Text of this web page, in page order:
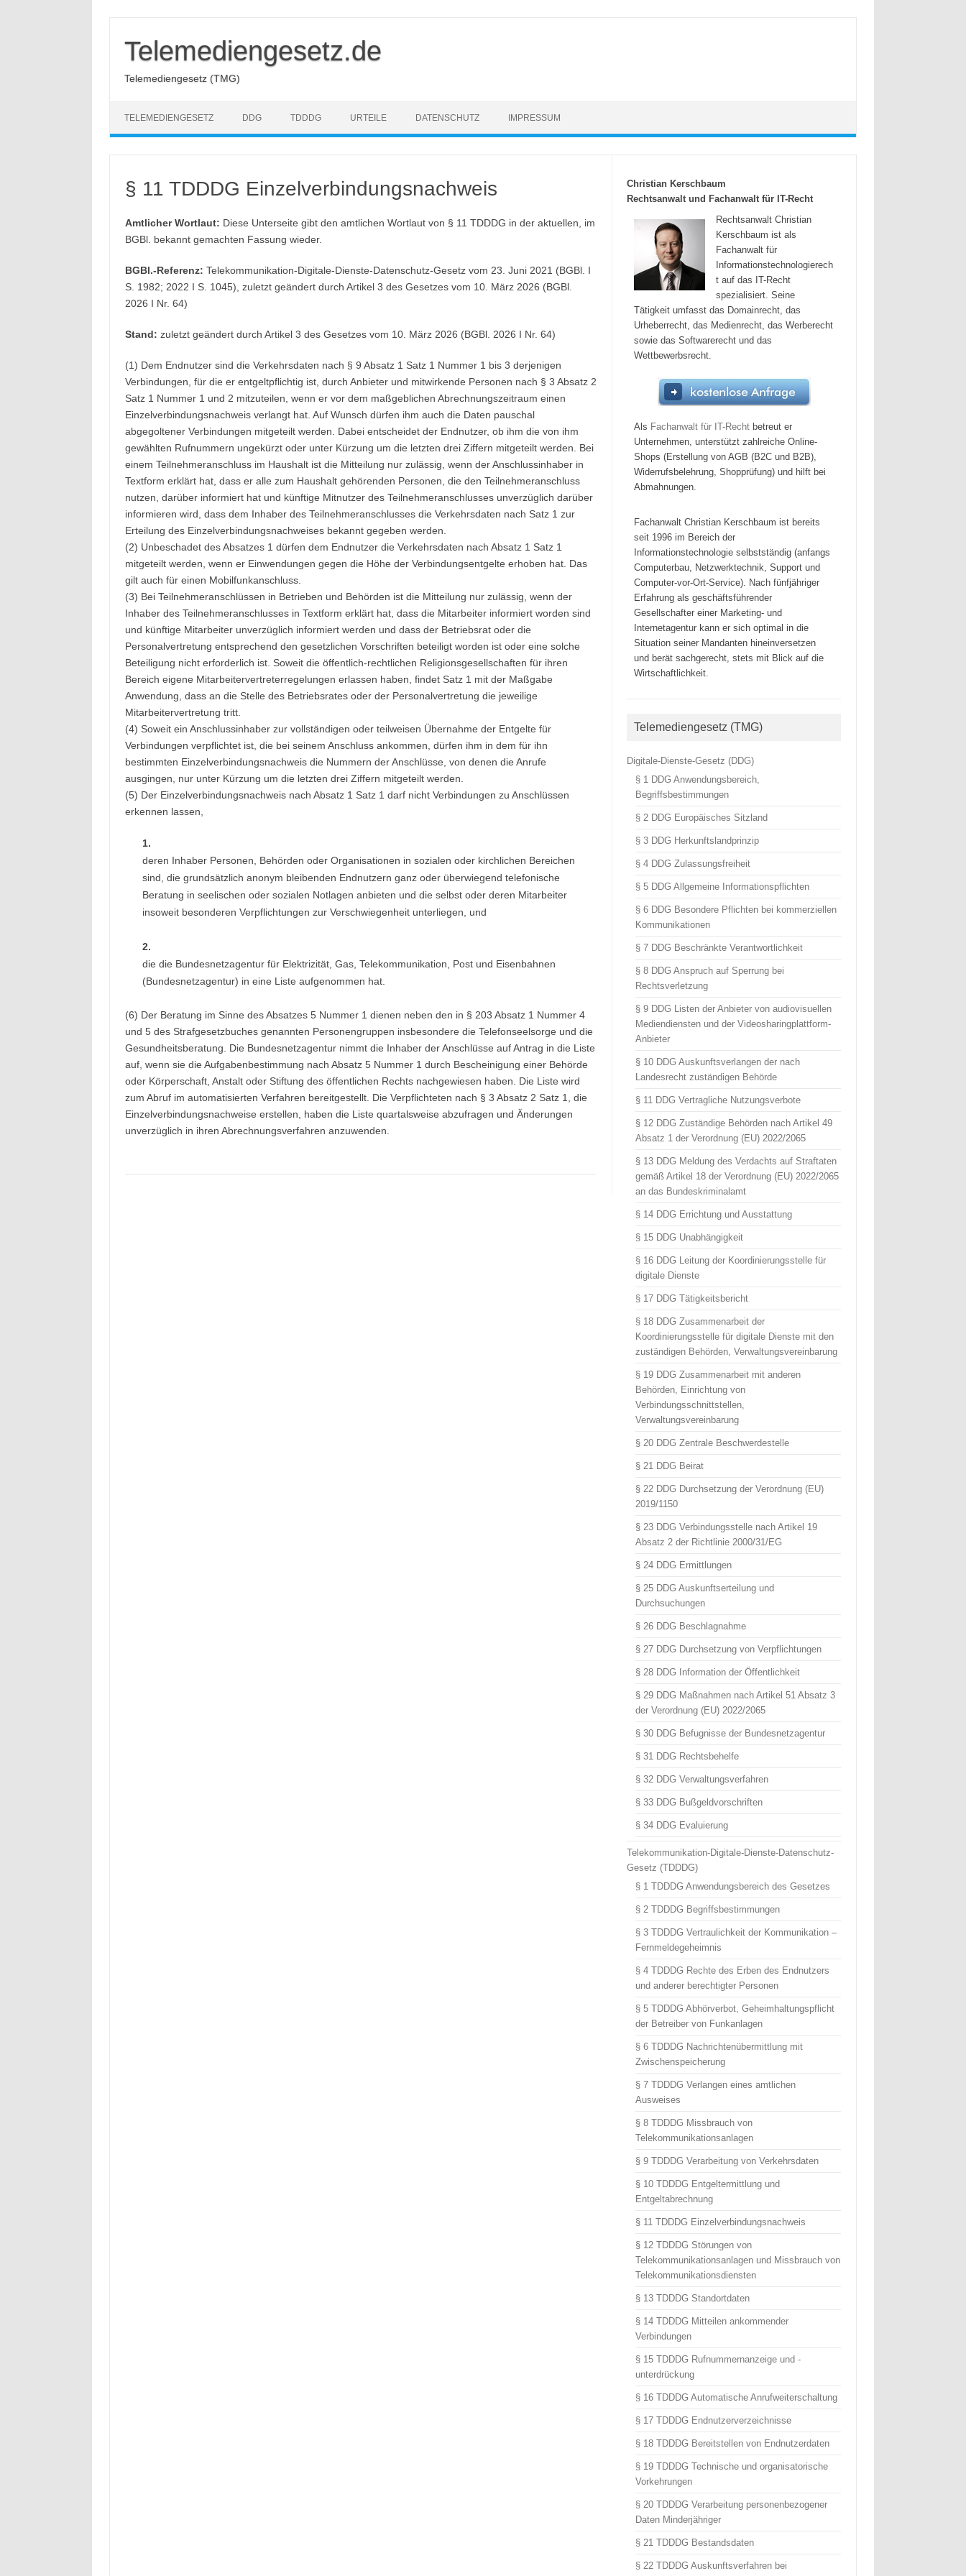
springen
Telemediengesetz.de
Telemediengesetz (TMG)
TELEMEDIENGESETZ DDG TDDDG URTEILE DATENSCHUTZ IMPRESSUM
§ 11 TDDDG Einzelverbindungsnachweis
Amtlicher Wortlaut: Diese Unterseite gibt den amtlichen Wortlaut von § 11 TDDDG in der aktuellen, im
BGBl. bekannt gemachten Fassung wieder.
BGBl.-Referenz: Telekommunikation-Digitale-Dienste-Datenschutz-Gesetz vom 23. Juni 2021 (BGBl. I
S. 1982; 2022 I S. 1045), zuletzt geändert durch Artikel 3 des Gesetzes vom 10. März 2026 (BGBl.
2026 I Nr. 64)
Stand: zuletzt geändert durch Artikel 3 des Gesetzes vom 10. März 2026 (BGBl. 2026 I Nr. 64)
(1) Dem Endnutzer sind die Verkehrsdaten nach § 9 Absatz 1 Satz 1 Nummer 1 bis 3 derjenigen
Verbindungen, für die er entgeltpflichtig ist, durch Anbieter und mitwirkende Personen nach § 3 Absatz 2
Satz 1 Nummer 1 und 2 mitzuteilen, wenn er vor dem maßgeblichen Abrechnungszeitraum einen
Einzelverbindungsnachweis verlangt hat. Auf Wunsch dürfen ihm auch die Daten pauschal
abgegoltener Verbindungen mitgeteilt werden. Dabei entscheidet der Endnutzer, ob ihm die von ihm
gewählten Rufnummern ungekürzt oder unter Kürzung um die letzten drei Ziffern mitgeteilt werden. Bei
einem Teilnehmeranschluss im Haushalt ist die Mitteilung nur zulässig, wenn der Anschlussinhaber in
Textform erklärt hat, dass er alle zum Haushalt gehörenden Personen, die den Teilnehmeranschluss
nutzen, darüber informiert hat und künftige Mitnutzer des Teilnehmeranschlusses unverzüglich darüber
informieren wird, dass dem Inhaber des Teilnehmeranschlusses die Verkehrsdaten nach Satz 1 zur
Erteilung des Einzelverbindungsnachweises bekannt gegeben werden.
(2) Unbeschadet des Absatzes 1 dürfen dem Endnutzer die Verkehrsdaten nach Absatz 1 Satz 1
mitgeteilt werden, wenn er Einwendungen gegen die Höhe der Verbindungsentgelte erhoben hat. Das
gilt auch für einen Mobilfunkanschluss.
(3) Bei Teilnehmeranschlüssen in Betrieben und Behörden ist die Mitteilung nur zulässig, wenn der
Inhaber des Teilnehmeranschlusses in Textform erklärt hat, dass die Mitarbeiter informiert worden sind
und künftige Mitarbeiter unverzüglich informiert werden und dass der Betriebsrat oder die
Personalvertretung entsprechend den gesetzlichen Vorschriften beteiligt worden ist oder eine solche
Beteiligung nicht erforderlich ist. Soweit die öffentlich-rechtlichen Religionsgesellschaften für ihren
Bereich eigene Mitarbeitervertreterregelungen erlassen haben, findet Satz 1 mit der Maßgabe
Anwendung, dass an die Stelle des Betriebsrates oder der Personalvertretung die jeweilige
Mitarbeitervertretung tritt.
(4) Soweit ein Anschlussinhaber zur vollständigen oder teilweisen Übernahme der Entgelte für
Verbindungen verpflichtet ist, die bei seinem Anschluss ankommen, dürfen ihm in dem für ihn
bestimmten Einzelverbindungsnachweis die Nummern der Anschlüsse, von denen die Anrufe
ausgingen, nur unter Kürzung um die letzten drei Ziffern mitgeteilt werden.
(5) Der Einzelverbindungsnachweis nach Absatz 1 Satz 1 darf nicht Verbindungen zu Anschlüssen
erkennen lassen,
1.
deren Inhaber Personen, Behörden oder Organisationen in sozialen oder kirchlichen Bereichen
sind, die grundsätzlich anonym bleibenden Endnutzern ganz oder überwiegend telefonische
Beratung in seelischen oder sozialen Notlagen anbieten und die selbst oder deren Mitarbeiter
insoweit besonderen Verpflichtungen zur Verschwiegenheit unterliegen, und
2.
die die Bundesnetzagentur für Elektrizität, Gas, Telekommunikation, Post und Eisenbahnen
(Bundesnetzagentur) in eine Liste aufgenommen hat.
(6) Der Beratung im Sinne des Absatzes 5 Nummer 1 dienen neben den in § 203 Absatz 1 Nummer 4
und 5 des Strafgesetzbuches genannten Personengruppen insbesondere die Telefonseelsorge und die
Gesundheitsberatung. Die Bundesnetzagentur nimmt die Inhaber der Anschlüsse auf Antrag in die Liste
auf, wenn sie die Aufgabenbestimmung nach Absatz 5 Nummer 1 durch Bescheinigung einer Behörde
oder Körperschaft, Anstalt oder Stiftung des öffentlichen Rechts nachgewiesen haben. Die Liste wird
zum Abruf im automatisierten Verfahren bereitgestellt. Die Verpflichteten nach § 3 Absatz 2 Satz 1, die
Einzelverbindungsnachweise erstellen, haben die Liste quartalsweise abzufragen und Änderungen
unverzüglich in ihren Abrechnungsverfahren anzuwenden.
Christian Kerschbaum
Rechtsanwalt und Fachanwalt für IT-Recht
Rechtsanwalt Christian
Kerschbaum ist als
Fachanwalt für
Informationstechnologierech
t auf das IT-Recht
spezialisiert. Seine
Tätigkeit umfasst das Domainrecht, das
Urheberrecht, das Medienrecht, das Werberecht
sowie das Softwarerecht und das
Wettbewerbsrecht.
Als Fachanwalt für IT-Recht betreut er
Unternehmen, unterstützt zahlreiche Online-
Shops (Erstellung von AGB (B2C und B2B),
Widerrufsbelehrung, Shopprüfung) und hilft bei
Abmahnungen.
Fachanwalt Christian Kerschbaum ist bereits
seit 1996 im Bereich der
Informationstechnologie selbstständig (anfangs
Computerbau, Netzwerktechnik, Support und
Computer-vor-Ort-Service). Nach fünfjähriger
Erfahrung als geschäftsführender
Gesellschafter einer Marketing- und
Internetagentur kann er sich optimal in die
Situation seiner Mandanten hineinversetzen
und berät sachgerecht, stets mit Blick auf die
Wirtschaftlichkeit.
Telemediengesetz (TMG)
Digitale-Dienste-Gesetz (DDG)
§ 1 DDG Anwendungsbereich,
Begriffsbestimmungen
§ 2 DDG Europäisches Sitzland
§ 3 DDG Herkunftslandprinzip
§ 4 DDG Zulassungsfreiheit
§ 5 DDG Allgemeine Informationspflichten
§ 6 DDG Besondere Pflichten bei kommerziellen
Kommunikationen
§ 7 DDG Beschränkte Verantwortlichkeit
§ 8 DDG Anspruch auf Sperrung bei
Rechtsverletzung
§ 9 DDG Listen der Anbieter von audiovisuellen
Mediendiensten und der Videosharingplattform-
Anbieter
§ 10 DDG Auskunftsverlangen der nach
Landesrecht zuständigen Behörde
§ 11 DDG Vertragliche Nutzungsverbote
§ 12 DDG Zuständige Behörden nach Artikel 49
Absatz 1 der Verordnung (EU) 2022/2065
§ 13 DDG Meldung des Verdachts auf Straftaten
gemäß Artikel 18 der Verordnung (EU) 2022/2065
an das Bundeskriminalamt
§ 14 DDG Errichtung und Ausstattung
§ 15 DDG Unabhängigkeit
§ 16 DDG Leitung der Koordinierungsstelle für
digitale Dienste
§ 17 DDG Tätigkeitsbericht
§ 18 DDG Zusammenarbeit der
Koordinierungsstelle für digitale Dienste mit den
zuständigen Behörden, Verwaltungsvereinbarung
§ 19 DDG Zusammenarbeit mit anderen
Behörden, Einrichtung von
Verbindungsschnittstellen,
Verwaltungsvereinbarung
§ 20 DDG Zentrale Beschwerdestelle
§ 21 DDG Beirat
§ 22 DDG Durchsetzung der Verordnung (EU)
2019/1150
§ 23 DDG Verbindungsstelle nach Artikel 19
Absatz 2 der Richtlinie 2000/31/EG
§ 24 DDG Ermittlungen
§ 25 DDG Auskunftserteilung und
Durchsuchungen
§ 26 DDG Beschlagnahme
§ 27 DDG Durchsetzung von Verpflichtungen
§ 28 DDG Information der Öffentlichkeit
§ 29 DDG Maßnahmen nach Artikel 51 Absatz 3
der Verordnung (EU) 2022/2065
§ 30 DDG Befugnisse der Bundesnetzagentur
§ 31 DDG Rechtsbehelfe
§ 32 DDG Verwaltungsverfahren
§ 33 DDG Bußgeldvorschriften
§ 34 DDG Evaluierung
Telekommunikation-Digitale-Dienste-Datenschutz-
Gesetz (TDDDG)
§ 1 TDDDG Anwendungsbereich des Gesetzes
§ 2 TDDDG Begriffsbestimmungen
§ 3 TDDDG Vertraulichkeit der Kommunikation –
Fernmeldegeheimnis
§ 4 TDDDG Rechte des Erben des Endnutzers
und anderer berechtigter Personen
§ 5 TDDDG Abhörverbot, Geheimhaltungspflicht
der Betreiber von Funkanlagen
§ 6 TDDDG Nachrichtenübermittlung mit
Zwischenspeicherung
§ 7 TDDDG Verlangen eines amtlichen
Ausweises
§ 8 TDDDG Missbrauch von
Telekommunikationsanlagen
§ 9 TDDDG Verarbeitung von Verkehrsdaten
§ 10 TDDDG Entgeltermittlung und
Entgeltabrechnung
§ 11 TDDDG Einzelverbindungsnachweis
§ 12 TDDDG Störungen von
Telekommunikationsanlagen und Missbrauch von
Telekommunikationsdiensten
§ 13 TDDDG Standortdaten
§ 14 TDDDG Mitteilen ankommender
Verbindungen
§ 15 TDDDG Rufnummernanzeige und -
unterdrückung
§ 16 TDDDG Automatische Anrufweiterschaltung
§ 17 TDDDG Endnutzerverzeichnisse
§ 18 TDDDG Bereitstellen von Endnutzerdaten
§ 19 TDDDG Technische und organisatorische
Vorkehrungen
§ 20 TDDDG Verarbeitung personenbezogener
Daten Minderjähriger
§ 21 TDDDG Bestandsdaten
§ 22 TDDDG Auskunftsverfahren bei